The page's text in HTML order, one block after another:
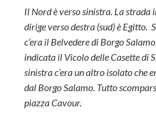
Il Nord è verso sinistra. La strada
dirige verso destra (sud) è Egitto.
c’era il Belvedere di Borgo
indicata il Vicolo delle Casette di
sinistra c’era un altro isolato che
dal Borgo Salamo. Tutto
piazza Cavour.